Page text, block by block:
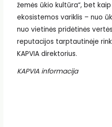
žemės ūkio kultūra“, bet
ekosistemos variklis – nuo
nuo vietinės pridėtinės
reputacijos tarptautinėje
KAPVIA direktorius.
KAPVIA informacija